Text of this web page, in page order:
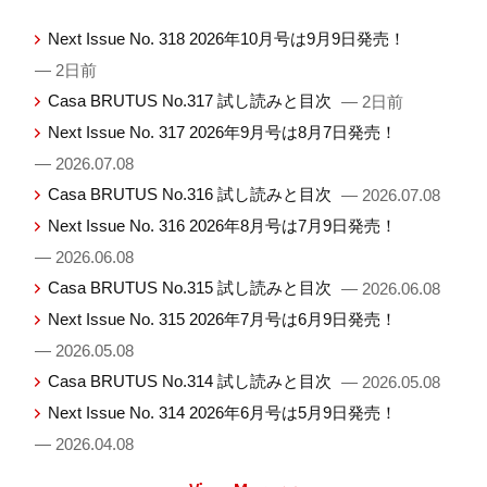
Next Issue No. 318 2026年10月号は9月9日発売！
— 2日前
Casa BRUTUS No.317 試し読みと目次 — 2日前
Next Issue No. 317 2026年9月号は8月7日発売！
— 2026.07.08
Casa BRUTUS No.316 試し読みと目次 — 2026.07.08
Next Issue No. 316 2026年8月号は7月9日発売！
— 2026.06.08
Casa BRUTUS No.315 試し読みと目次 — 2026.06.08
Next Issue No. 315 2026年7月号は6月9日発売！
— 2026.05.08
Casa BRUTUS No.314 試し読みと目次 — 2026.05.08
Next Issue No. 314 2026年6月号は5月9日発売！
— 2026.04.08